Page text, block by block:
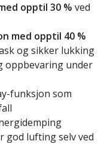
opptil 30 % ved
med opptil 40 %
og sikker lukking
oppbevaring under
funksjon som
god lufting selv ved